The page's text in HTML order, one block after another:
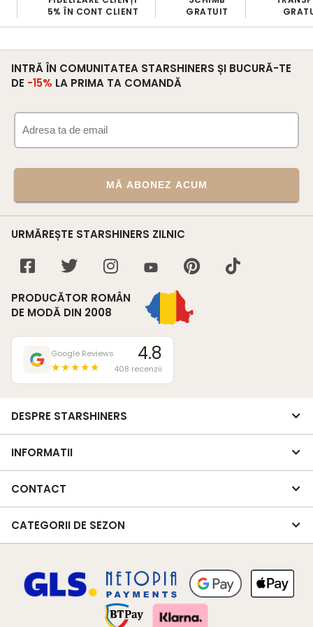
CLIENT
GRATUIT
GRATUIT
INTRĂ ÎN COMUNITATEA STARSHINERS ȘI BUCURĂ-TE
DE -15% LA PRIMA TA COMANDĂ
MĂ ABONEZ ACUM
URMĂREȘTE STARSHINERS ZILNIC
PRODUCĂTOR ROMÂN
DE MODĂ DIN 2008
Google Reviews
★★★★★
4.8
408 recenzii
DESPRE STARSHINERS
INFORMATII
CONTACT
CATEGORII DE SEZON